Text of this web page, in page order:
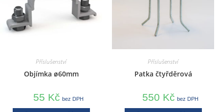
Příslušenství
Objímka ø60mm
55 Kč bez DPH
Příslušenství
Patka čtyřděrová
550 Kč bez DPH